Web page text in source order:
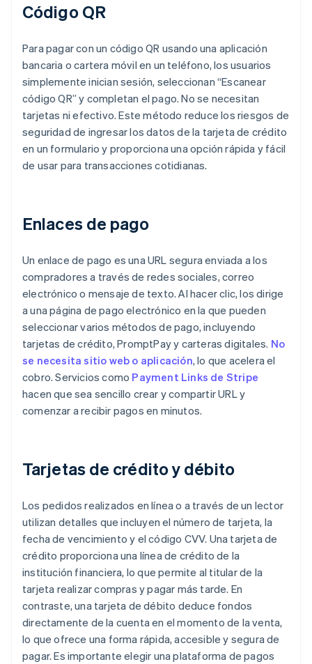
Código QR
Para pagar con un código QR usando una aplicación
bancaria o cartera móvil en un teléfono, los usuarios
simplemente inician sesión, seleccionan “Escanear
código QR” y completan el pago. No se necesitan
tarjetas ni efectivo. Este método reduce los riesgos de
seguridad de ingresar los datos de la tarjeta de crédito
en un formulario y proporciona una opción rápida y fácil
de usar para transacciones cotidianas.
Enlaces de pago
Un enlace de pago es una URL segura enviada a los
compradores a través de redes sociales, correo
electrónico o mensaje de texto. Al hacer clic, los dirige
a una página de pago electrónico en la que pueden
seleccionar varios métodos de pago, incluyendo
tarjetas de crédito, PromptPay y carteras digitales. No
se necesita sitio web o aplicación, lo que acelera el
cobro. Servicios como Payment Links de Stripe
hacen que sea sencillo crear y compartir URL y
comenzar a recibir pagos en minutos.
Tarjetas de crédito y débito
Los pedidos realizados en línea o a través de un lector
utilizan detalles que incluyen el número de tarjeta, la
fecha de vencimiento y el código CVV. Una tarjeta de
crédito proporciona una línea de crédito de la
institución financiera, lo que permite al titular de la
tarjeta realizar compras y pagar más tarde. En
contraste, una tarjeta de débito deduce fondos
directamente de la cuenta en el momento de la venta,
lo que ofrece una forma rápida, accesible y segura de
pagar. Es importante elegir una plataforma de pagos